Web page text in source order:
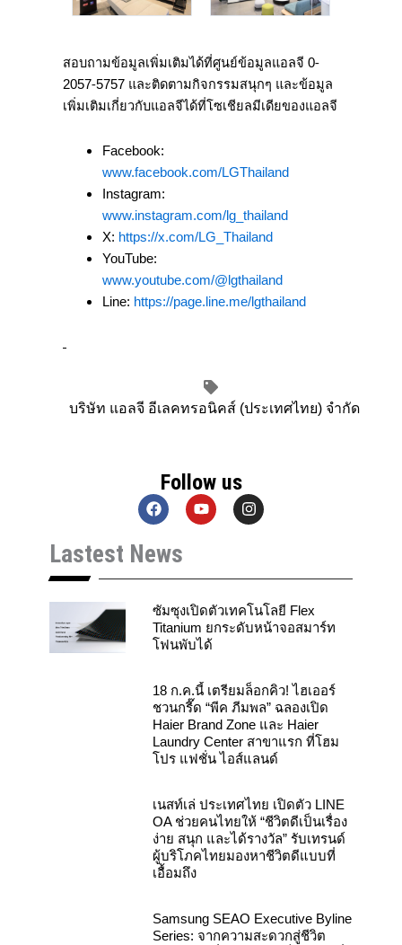
สอบถามข้อมูลเพิ่มเติมได้ที่ศูนย์ข้อมูลแอลจี 0-
2057-5757 และติดตามกิจกรรมสนุกๆ และข้อมูล
เพิ่มเติมเกี่ยวกับแอลจีได้ที่โซเชียลมีเดียของแอลจี
Facebook:
www.facebook.com/LGThailand
Instagram:
www.instagram.com/lg_thailand
X: https://x.com/LG_Thailand
YouTube:
www.youtube.com/@lgthailand
Line: https://page.line.me/lgthailand
บริษัท แอลจี อีเลคทรอนิคส์ (ประเทศไทย) จำกัด
Follow us
F
a
e
b
o
k
Y
o
b
I
n
g
a
m
Lastest News
ซัมซุงเปิดตัวเทคโนโลยี Flex
Titanium ยกระดับหน้าจอสมาร์ท
โฟนพับได้
18 ก.ค.นี้ เตรียมล็อกคิว! ไฮเออร์
ชวนกรี๊ด “พีค ภีมพล” ฉลองเปิด
Haier Brand Zone และ Haier
Laundry Center สาขาแรก ที่โฮม
โปร แฟชั่น ไอส์แลนด์
เนสท์เล่ ประเทศไทย เปิดตัว LINE
OA ช่วยคนไทยให้ “ชีวิตดีเป็นเรื่อง
ง่าย สนุก และได้รางวัล” รับเทรนด์
ผู้บริโภคไทยมองหาชีวิตดีแบบที่
เอื้อมถึง
Samsung SEAO Executive Byline
Series: จากความสะดวกสู่ชีวิต